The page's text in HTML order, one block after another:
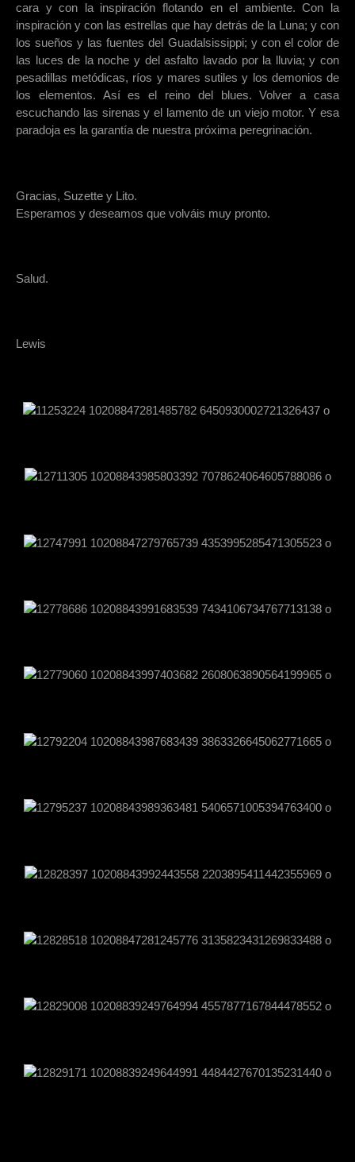
cara y con la inspiración flotando en el ambiente. Con la
inspiración y con las estrellas que hay detrás de la Luna; y con
los sueños y las fuentes del Guadalsissippi; y con el color de
las luces de la noche y del asfalto lavado por la lluvia; y con
pesadillas metódicas, ríos y mares sutiles y los demonios de
los elementos. Así es el reino del blues. Volver a casa
escuchando las sirenas y el lamento de un viejo motor. Y esa
paradoja es la garantía de nuestra próxima peregrinación.
Gracias, Suzette y Lito.
Esperamos y deseamos que volváis muy pronto.
Salud.
Lewis